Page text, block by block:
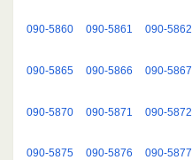
090-5860 090-5861 090-5862
090-5865 090-5866 090-5867
090-5870 090-5871 090-5872
090-5875 090-5876 090-5877